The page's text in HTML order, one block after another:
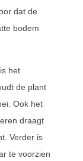
dat de
bodem
het
de plant
Ook het
draagt
Verder is
te voorzien